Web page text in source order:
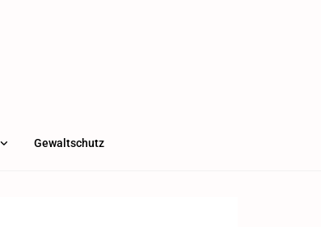
Gewaltschutz